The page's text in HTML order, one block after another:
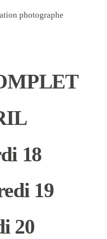
photographe
18
19
20